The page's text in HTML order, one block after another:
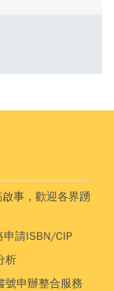
啟事，歡迎各界踴
申請ISBN/CIP
析
號申辦整合服務